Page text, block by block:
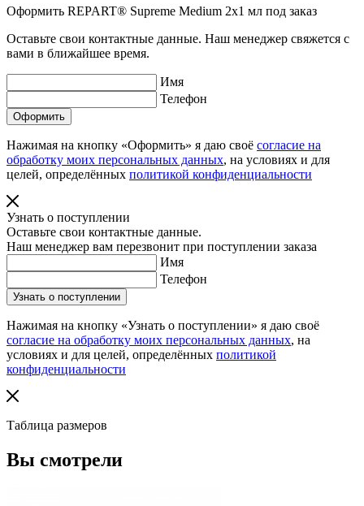
Оформить REPART® Supreme Medium 2x1 мл под заказ
Оставьте свои контактные данные. Наш менеджер свяжется с
вами в ближайшее время.
Имя
Телефон
Нажимая на кнопку «Оформить» я даю своё согласие на
обработку моих персональных данных, на условиях и для
целей, определённых политикой конфиденциальности
Узнать о поступлении
Оставьте свои контактные данные.
Наш менеджер вам перезвонит при поступлении заказа
Имя
Телефон
Нажимая на кнопку «Узнать о поступлении» я даю своё
согласие на обработку моих персональных данных, на
условиях и для целей, определённых политикой
конфиденциальности
Таблица размеров
Вы смотрели